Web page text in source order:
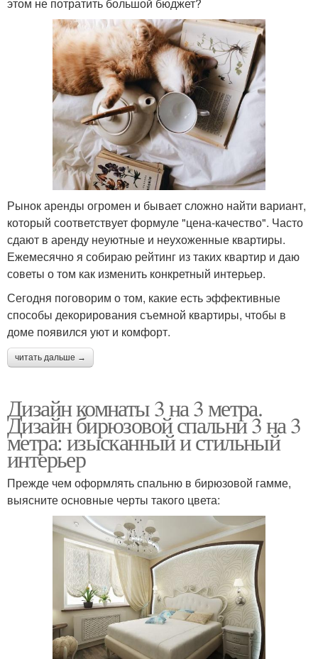
этом не потратить большой бюджет?
Рынок аренды огромен и бывает сложно найти вариант,
который соответствует формуле "цена-качество". Часто
сдают в аренду неуютные и неухоженные квартиры.
Ежемесячно я собираю рейтинг из таких квартир и даю
советы о том как изменить конкретный интерьер.
Сегодня поговорим о том, какие есть эффективные
способы декорирования съемной квартиры, чтобы в
доме появился уют и комфорт.
читать дальше →
Дизайн комнаты 3 на 3 метра.
Дизайн бирюзовой спальни 3 на 3
метра: изысканный и стильный
интерьер
Прежде чем оформлять спальню в бирюзовой гамме,
выясните основные черты такого цвета: